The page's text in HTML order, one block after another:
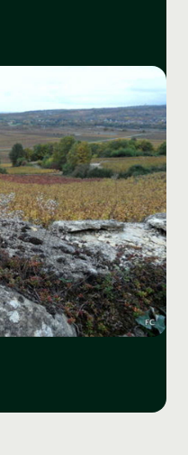
bouche, l'allonge est
de Jean Marc Roulot
pureté, leur tension,
enfin, pour l'émotion
du monde